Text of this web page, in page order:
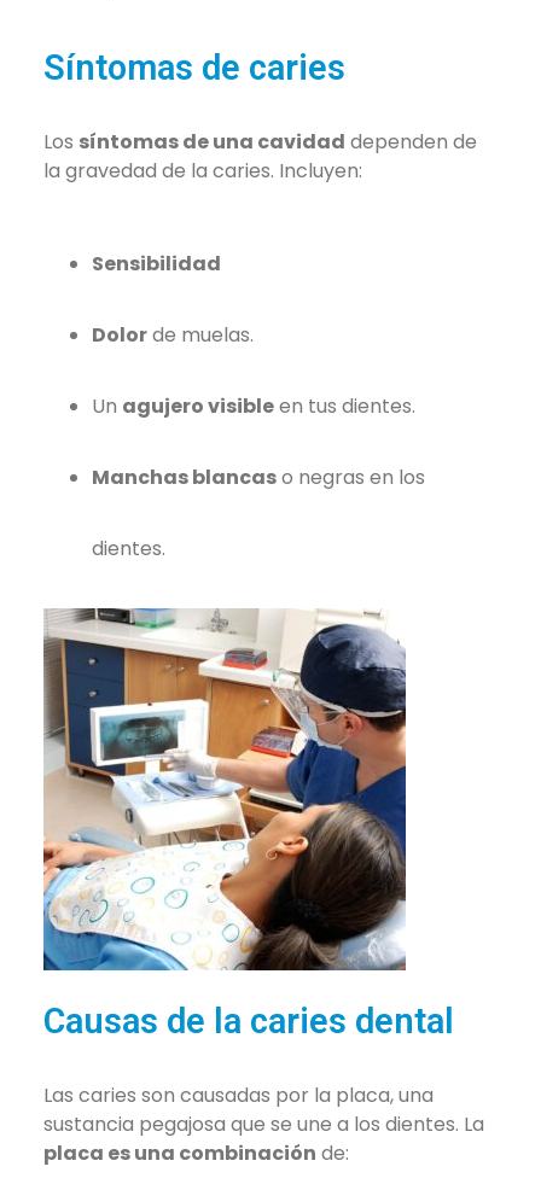
Síntomas de caries
Los síntomas de una cavidad dependen de
la gravedad de la caries. Incluyen:
Sensibilidad
Dolorde muelas.
Un agujero visibleen tus dientes.
Manchas blancaso negras en los
dientes.
Causas de la caries dental
Las caries son causadas por la placa, una
sustancia pegajosa que se une a los dientes. La
placa es una combinación de: